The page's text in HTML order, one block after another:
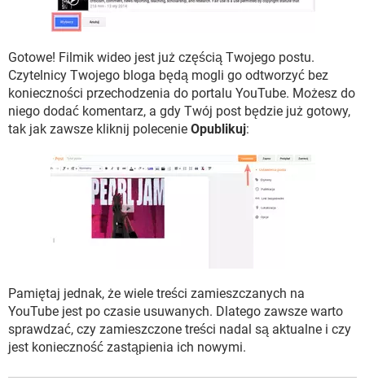
Gotowe! Filmik wideo jest już częścią Twojego postu.
Czytelnicy Twojego bloga będą mogli go odtworzyć bez
konieczności przechodzenia do portalu YouTube. Możesz do
niego dodać komentarz, a gdy Twój post będzie już gotowy,
tak jak zawsze kliknij polecenie Opublikuj:
Pamiętaj jednak, że wiele treści zamieszczanych na
YouTube jest po czasie usuwanych. Dlatego zawsze warto
sprawdzać, czy zamieszczone treści nadal są aktualne i czy
jest konieczność zastąpienia ich nowymi.